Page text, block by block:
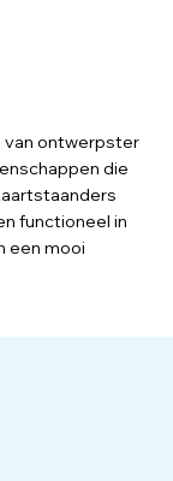
van ontwerpster
die
functioneel in
een mooi